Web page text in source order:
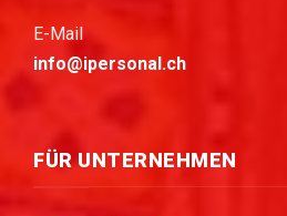
E-Mail
info@ipersonal.ch
FÜR UNTERNEHMEN